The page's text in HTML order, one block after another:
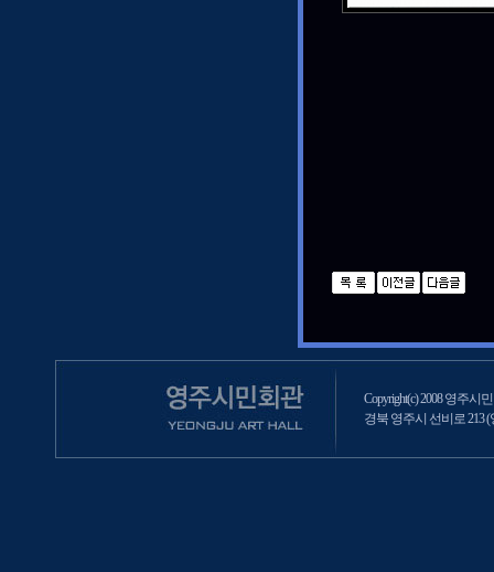
Copyright(c) 2008 영주시
경북 영주시 선비로 213 (